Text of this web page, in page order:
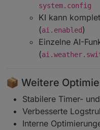
system.config
KI kann
(ai.enabled)
Einzelne AI-
(
📦 Weitere
Stabilere Timer-
Verbesserte
Interne